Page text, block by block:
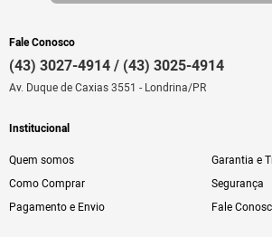
Fale Conosco
(43) 3027-4914 / (43) 3025-4914
Av. Duque de Caxias 3551 - Londrina/PR
Institucional
Quem somos
Como Comprar
Pagamento e Envio
Garantia e
Segurança
Fale